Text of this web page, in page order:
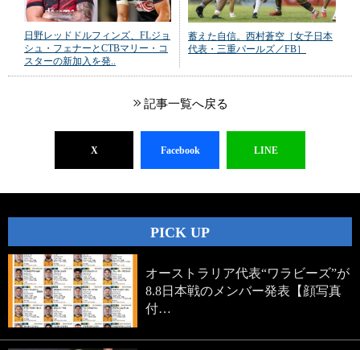
日野レッドドルフィンズ、FLジョ
シュ・フェナーとCTBマリー・コ
スターの新加入を発..
蓄えた自信。西村蒼空［女子日本
代表・三重パールズ／FB］
記事一覧へ戻る
X Facebook LINE
PICK UP
オーストラリア代表“ワラビーズ”が
8.8日本戦のメンバー発表【顔写真
付…